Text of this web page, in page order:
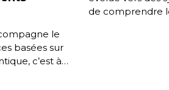
le
basées sur
c’est à
de comprendre